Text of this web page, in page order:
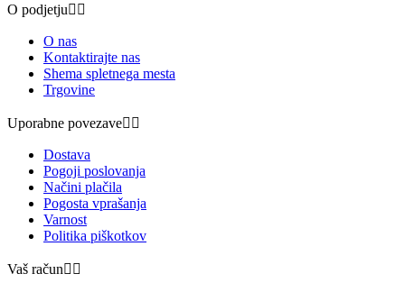
O podjetju 
O nas
Kontaktirajte nas
Shema spletnega mesta
Trgovine
Uporabne povezave 
Dostava
Pogoji poslovanja
Načini plačila
Pogosta vprašanja
Varnost
Politika piškotkov
Vaš račun 